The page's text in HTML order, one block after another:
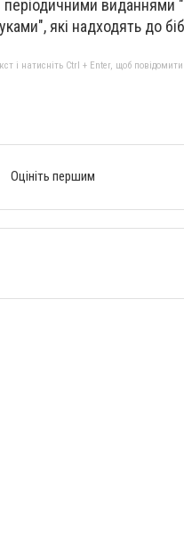
періодичними
які надходять до
і натисніть Ctrl + Enter, щоб
Оцініть першим